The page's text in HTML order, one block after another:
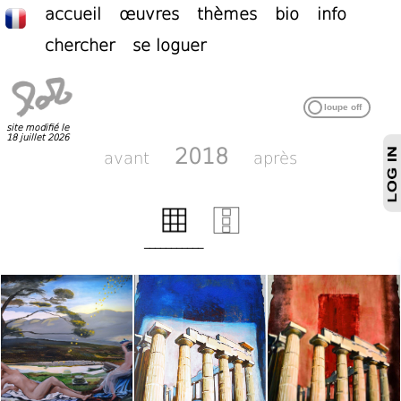
accueil œuvres thèmes bio
info
chercher
se loguer
site modifié le
18 juillet 2026
avant 2018 après